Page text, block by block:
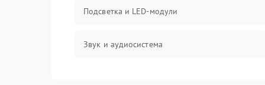
Подсветка и LED-модули
Звук и аудиосистема